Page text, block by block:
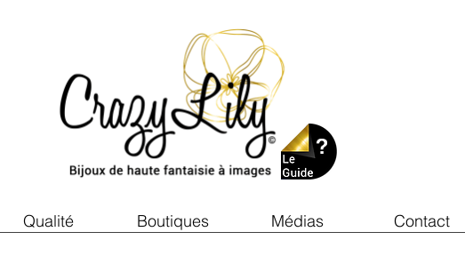
Qualité Boutiques Médias Contact